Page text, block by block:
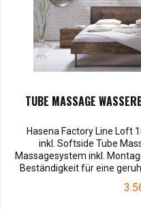
TUBE MASSAGE
Hasena Factory Line Loft
inkl. Softside Tube
Massagesystem inkl.
Beständigkeit für eine
Fuss- und Eckelementen